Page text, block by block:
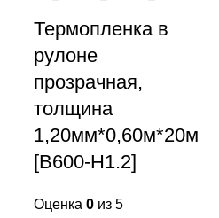
Термопленка в
рулоне
прозрачная,
толщина
1,20мм*0,60м*20м
[B600-H1.2]
Оценка 0 из 5